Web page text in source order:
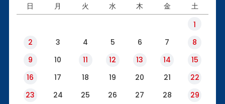
日 月 火 水 木 金 土
1
2
3 4 5 6 7
8
9
10 11 12 13 14
15
16
17 18 19 20 21
22
23
24 25 26 27 28
29